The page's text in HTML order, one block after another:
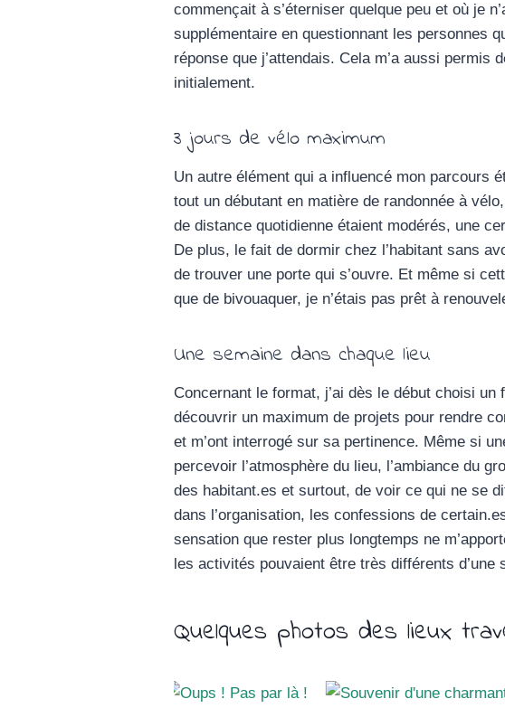
commençait à s’éterniser quelque peu et où je
supplémentaire en questionnant les personnes
réponse que j’attendais. Cela m’a aussi permis
initialement.
3 jours de vélo maximum
Un autre élément qui a influencé mon parcours
tout un débutant en matière de randonnée à
de distance quotidienne étaient modérés, une
De plus, le fait de dormir chez l’habitant sans
de trouver une porte qui s’ouvre. Et même si
que de bivouaquer, je n’étais pas prêt à
Une semaine dans chaque lieu
Concernant le format, j’ai dès le début choisi
découvrir un maximum de projets pour rendre
et m’ont interrogé sur sa pertinence. Même si
percevoir l’atmosphère du lieu, l’ambiance du
des habitant.es et surtout, de voir ce qui ne se
dans l’organisation, les confessions de
sensation que rester plus longtemps ne
les activités pouvaient être très différents
Quelques photos des lieux